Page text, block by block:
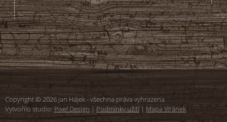
Copyright © 2026 Jan Hájek - všechna práva vyhrazena
Vytvořilo studio: Pixel Design | Podmínky užití | Mapa stránek